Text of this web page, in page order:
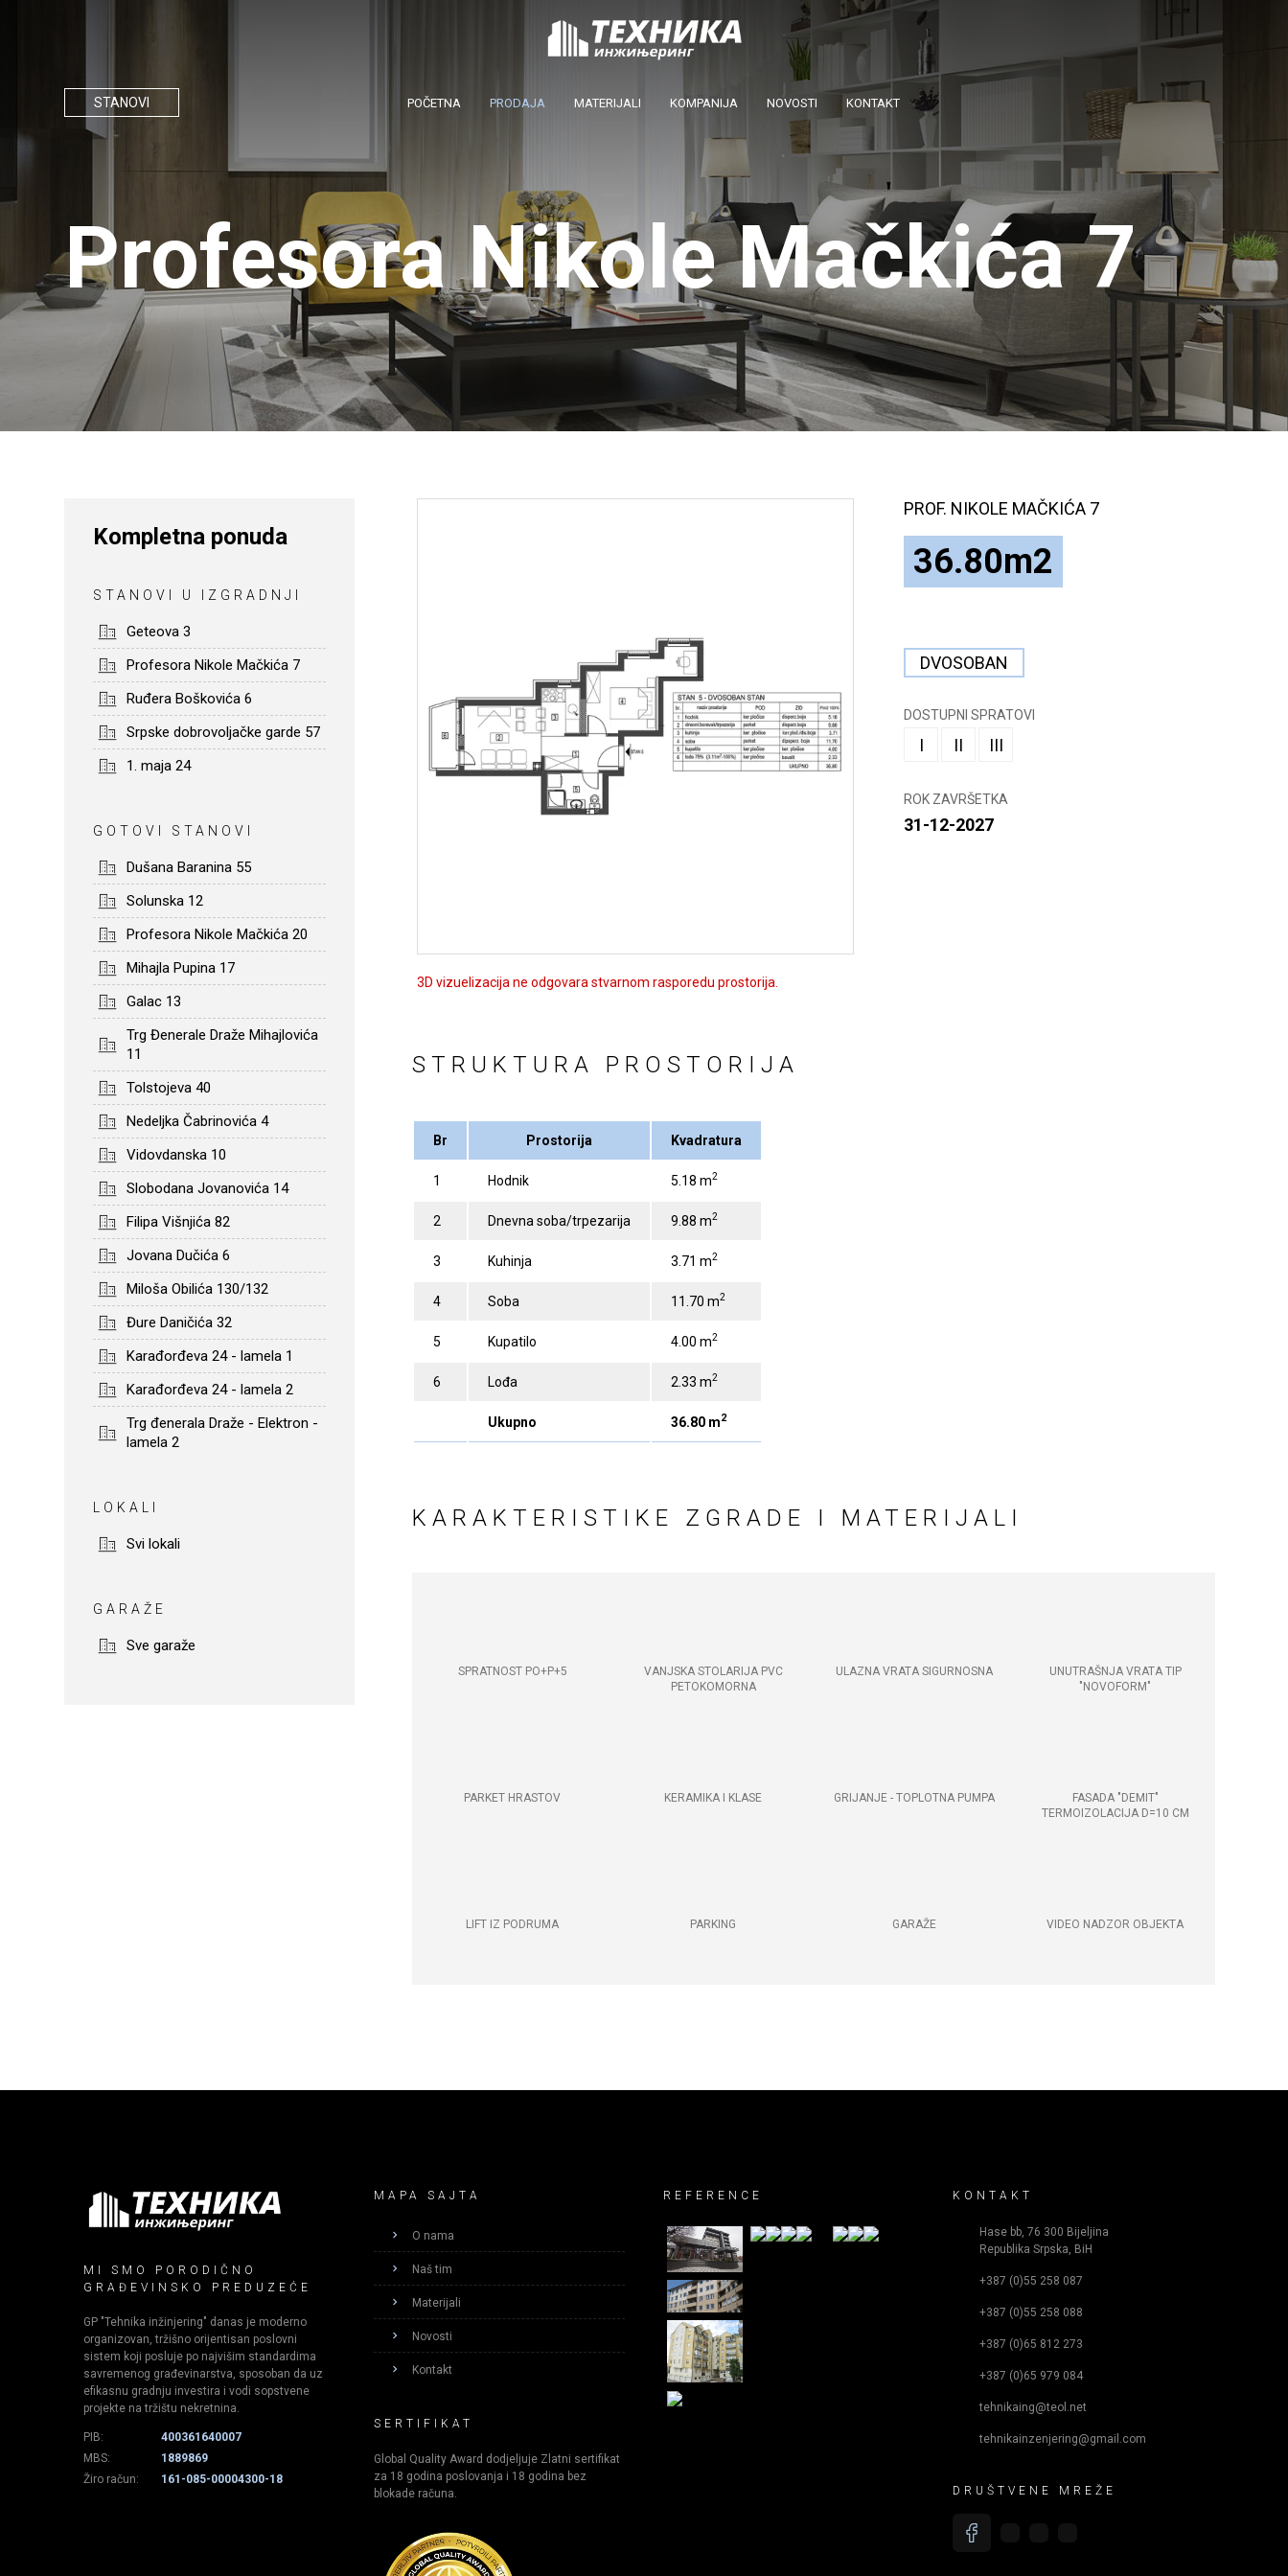
Profesora Nikole Mačkića 7
STANOVI POČETNA PRODAJA MATERIJALI KOMPANIJA NOVOSTI KONTAKT
Kompletna ponuda
STANOVI U IZGRADNJI
Geteova 3
Profesora Nikole Mačkića 7
Ruđera Boškovića 6
Srpske dobrovoljačke garde 57
1. maja 24
GOTOVI STANOVI
Dušana Baranina 55
Solunska 12
Profesora Nikole Mačkića 20
Mihajla Pupina 17
Galac 13
Trg Đenerale Draže Mihajlovića
11
Tolstojeva 40
Nedeljka Čabrinovića 4
Vidovdanska 10
Slobodana Jovanovića 14
Filipa Višnjića 82
Jovana Dučića 6
Miloša Obilića 130/132
Đure Daničića 32
Karađorđeva 24 - lamela 1
Karađorđeva 24 - lamela 2
Trg đenerala Draže - Elektron -
lamela 2
LOKALI
Svi lokali
GARAŽE
Sve garaže
3D vizuelizacija ne odgovara stvarnom rasporedu prostorija.
PROF. NIKOLE MAČKIĆA 7
36.80m2
DVOSOBAN
DOSTUPNI SPRATOVI
I II III
ROK ZAVRŠETKA
31-12-2027
STRUKTURA PROSTORIJA
Br Prostorija Kvadratura
1 Hodnik 5.18 m2
2 Dnevna soba/trpezarija 9.88 m2
3 Kuhinja 3.71 m2
4 Soba 11.70 m2
5 Kupatilo 4.00 m2
6 Lođa 2.33 m2
Ukupno 36.80 m2
KARAKTERISTIKE ZGRADE I MATERIJALI
SPRATNOST PO+P+5
VANJSKA STOLARIJA PVC
PETOKOMORNA
ULAZNA VRATA SIGURNOSNA
UNUTRAŠNJA VRATA TIP
"NOVOFORM"
PARKET HRASTOV KERAMIKA I KLASE GRIJANJE - TOPLOTNA PUMPA
FASADA "DEMIT"
TERMOIZOLACIJA D=10 CM
LIFT IZ PODRUMA PARKING GARAŽE VIDEO NADZOR OBJEKTA
MI SMO PORODIČNO
GRAĐEVINSKO PREDUZEĆE
GP "Tehnika inžinjering" danas je moderno
organizovan, tržišno orijentisan poslovni
sistem koji posluje po najvišim standardima
savremenog građevinarstva, sposoban da uz
efikasnu gradnju investira i vodi sopstvene
projekte na tržištu nekretnina.​
PIB:
400361640007
MBS:
1889869
Žiro račun:
161-085-00004300-18
MAPA SAJTA
O nama
Naš tim
Materijali
Novosti
Kontakt
SERTIFIKAT
Global Quality Award dodjeljuje Zlatni sertifikat
za 18 godina poslovanja i 18 godina bez
blokade računa.
REFERENCE KONTAKT
Hase bb, 76 300 Bijeljina
Republika Srpska, BiH
+387 (0)55 258 087
+387 (0)55 258 088
+387 (0)65 812 273
+387 (0)65 979 084
tehnikaing@teol.net
tehnikainzenjering@gmail.com
DRUŠTVENE MREŽE